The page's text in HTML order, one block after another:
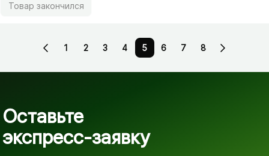
Товар закончился
1 2 3 4 5 6 7 8
Оставьте
экспресс-заявку